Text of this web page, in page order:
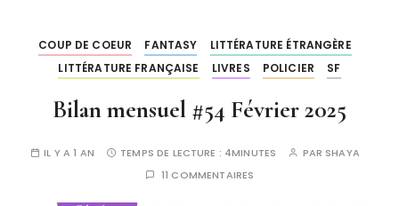
COUP DE COEUR FANTASY
LITTÉRATURE ÉTRANGÈRE
LITTÉRATURE FRANÇAISE
LIVRES POLICIER SF
Bilan mensuel #54 Février 2025
IL Y A 1 AN TEMPS DE LECTURE : 4MINUTES PAR SHAYA
11 COMMENTAIRES